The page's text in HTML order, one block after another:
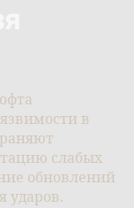
в
слабых
обновлений
ударов.